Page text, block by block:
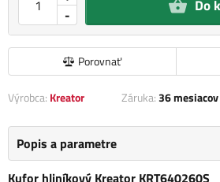
- Do
Porovnať
Výrobca: Kreator Záruka:36 mesiacov
Popis a parametre
Kufor hliníkový Kreator KRT640260S